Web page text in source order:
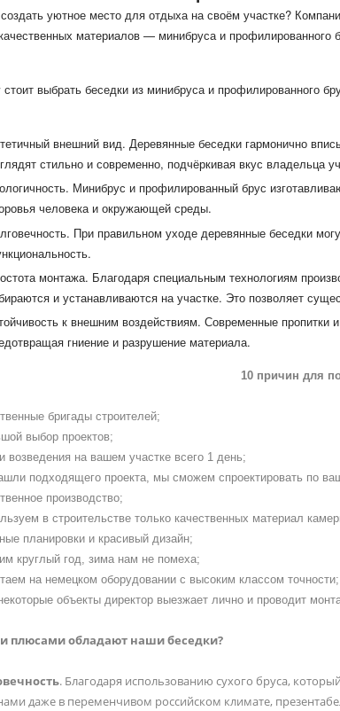
уютное место для отдыха на своём участке?
материалов — минибруса и профилированного
выбрать беседки из минибруса и профилированного
внешний вид. Деревянные беседки гармонично
стильно и современно, подчёркивая вкус владельца
Минибрус и профилированный брус
человека и окружающей среды.
При правильном уходе деревянные беседки
монтажа. Благодаря специальным технологиям
и устанавливаются на участке. Это позволяет
к внешним воздействиям. Современные пропитки
гниение и разрушение материала.
10 причин для
бригады строителей;
выбор проектов;
возведения на вашем участке всего 1 день;
подходящего проекта, мы сможем спроектировать по
производство;
в строительстве только качественных материал
планировки и красивый дизайн;
круглый год, зима нам не помеха;
на немецком оборудовании с высоким классом точности;
объекты директор выезжает лично и проводит
плюсами обладают наши беседки?
. Благодаря использованию сухого бруса,
даже в переменчивом российском климате,